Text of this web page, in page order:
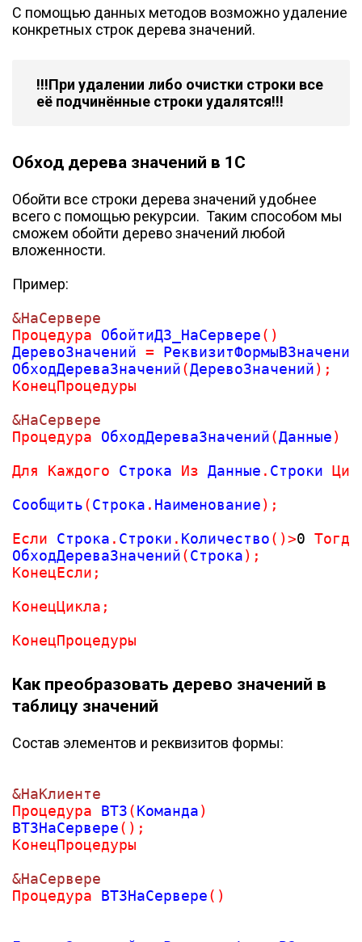
С помощью данных методов возможно удаление
конкретных строк дерева значений.
!!!При удалении либо очистки строки все
её подчинённые строки удалятся!!!
Обход дерева значений в 1С
Обойти все строки дерева значений удобнее
всего с помощью рекурсии. Таким способом мы
сможем обойти дерево значений любой
вложенности.
Пример:
&НаСервере
Процедура ОбойтиДЗ_НаСервере( )
ДеревоЗначений = РеквизитФормыВЗначение
ОбходДереваЗначений(ДеревоЗначений) ;
КонецПроцедуры
&НаСервере
Процедура ОбходДереваЗначений(Данные
Для
Каждого Строка Из Данные . Строки
Сообщить(Строка . Наименование) ;
Если Строка . Строки . Количество( )>0 Тогда
ОбходДереваЗначений(Строка) ;
КонецЕсли ;
КонецЦикла ;
КонецПроцедуры
Как преобразовать дерево значений в
таблицу значений
Состав элементов и реквизитов формы:
&НаКлиенте
Процедура ВТЗ(Команда)
ВТЗНаСервере( ) ;
КонецПроцедуры
&НаСервере
Процедура ВТЗНаСервере( )